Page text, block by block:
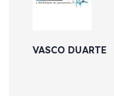
VASCO DUARTE